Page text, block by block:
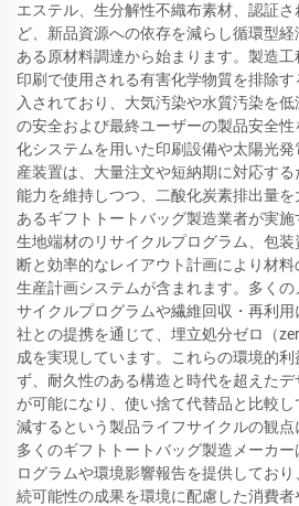
エステル、生分解性不織布素材、認証
ど、新品資源への依存を減らし循環型
ある原材料調達から始まります。製造
印刷で使用される有害化学物質を排除
入されており、大気汚染や水質汚染を
の安全および最終ユーザーの製品安全
化システムを用いた印刷設備や太陽光
産装置は、大量注文や短納期に対応す
能力を維持しつつ、二酸化炭素排出量
あるギフトトートバッグ製造業者が実施
生地端材のリサイクルプログラム、包
断と効率的なレイアウト計画により材
生産計画システムが含まれます。多く
サイクルプログラムや繊維回収・再利
社との提携を通じて、埋立処分ゼロ（
成を実現しています。これらの環境的
ず、耐久性のある構造と時代を超えた
が可能になり、使い捨て代替品と比較
減するという製品ライフサイクルの観点
多くのギフトトートバッグ製造メーカ
ログラムや環境影響報告を提供してお
続可能性の成果を環境に配慮した消費